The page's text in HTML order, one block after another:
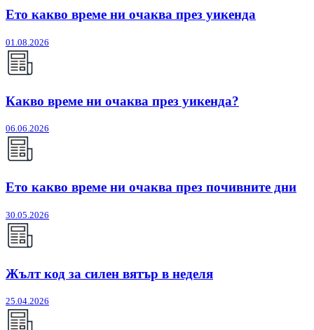
Ето какво време ни очаква през уикенда
01.08.2026
Какво време ни очаква през уикенда?
06.06.2026
Ето какво време ни очаква през почивните дни
30.05.2026
Жълт код за силен вятър в неделя
25.04.2026